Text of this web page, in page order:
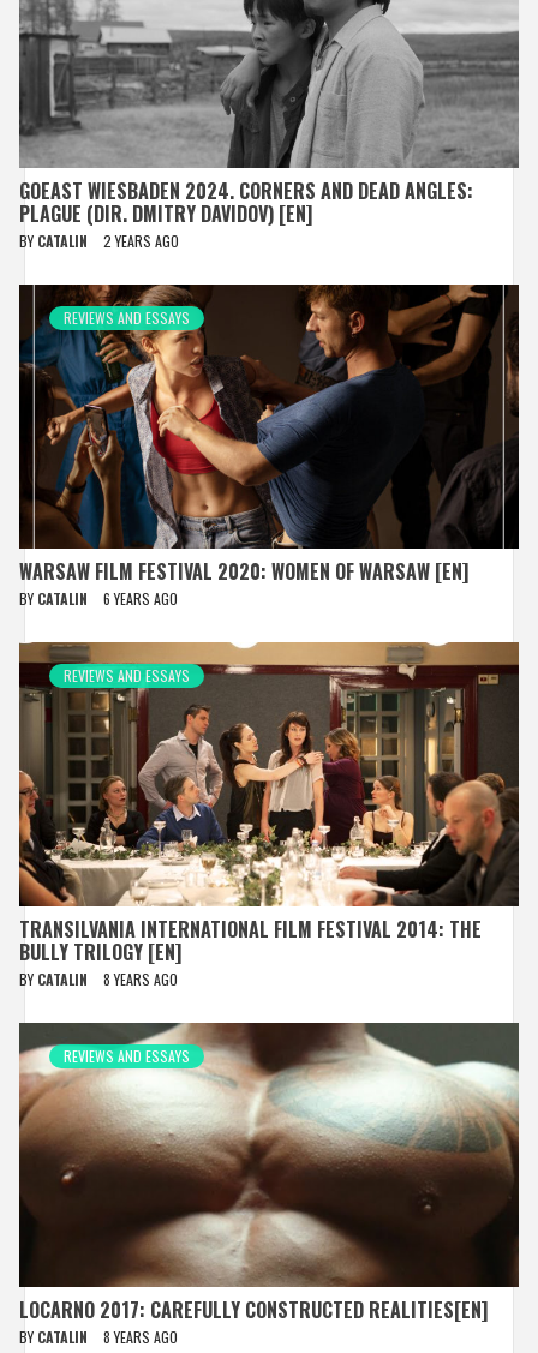
GOEAST WIESBADEN 2024. CORNERS AND DEAD ANGLES:
PLAGUE (DIR. DMITRY DAVIDOV) [EN]
BY CATALIN 2 YEARS AGO
REVIEWS AND ESSAYS
WARSAW FILM FESTIVAL 2020: WOMEN OF WARSAW [EN]
BY CATALIN 6 YEARS AGO
REVIEWS AND ESSAYS
TRANSILVANIA INTERNATIONAL FILM FESTIVAL 2014: THE
BULLY TRILOGY [EN]
BY CATALIN 8 YEARS AGO
REVIEWS AND ESSAYS
LOCARNO 2017: CAREFULLY CONSTRUCTED REALITIES[EN]
BY CATALIN 8 YEARS AGO